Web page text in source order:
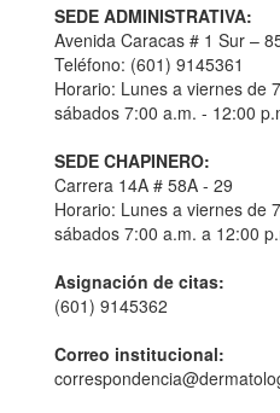
SEDE ADMINISTRATIVA:
Avenida Caracas # 1 Sur –
Teléfono: (601) 9145361
Horario: Lunes a viernes de
sábados 7:00 a.m. - 12:00
SEDE CHAPINERO:
Carrera 14A # 58A - 29
Horario: Lunes a viernes de
sábados 7:00 a.m. a 12:00
Asignación de citas:
(601) 9145362
Correo institucional: